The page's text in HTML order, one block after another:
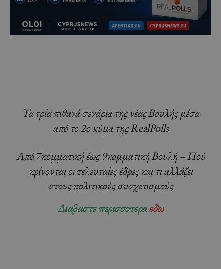
Τα τρία πιθανά σενάρια της νέας Βουλής μέσα
από το 2ο κύμα της RealPolls
Από 7κομματική έως 9κομματική Βουλή – Πού
κρίνονται οι τελευταίες έδρες και τι αλλάζει
στους πολιτικούς συσχετισμούς
Διαβαστε περισσοτεραεδω